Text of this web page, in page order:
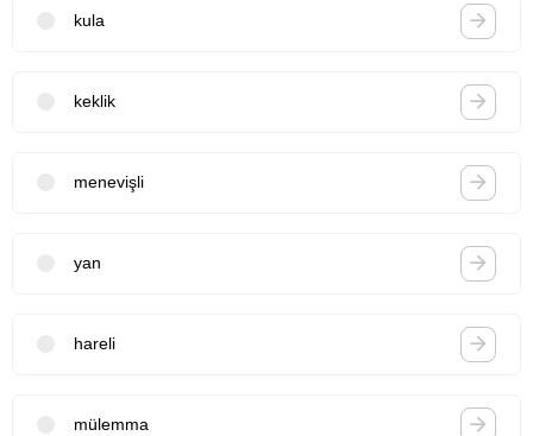
kula
keklik
menevişli
yan
hareli
mülemma